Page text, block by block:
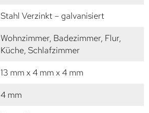
Stahl Verzinkt – galvanisiert
Wohnzimmer, Badezimmer, Flur,
Küche, Schlafzimmer
13 mm x 4 mm x 4 mm
4 mm